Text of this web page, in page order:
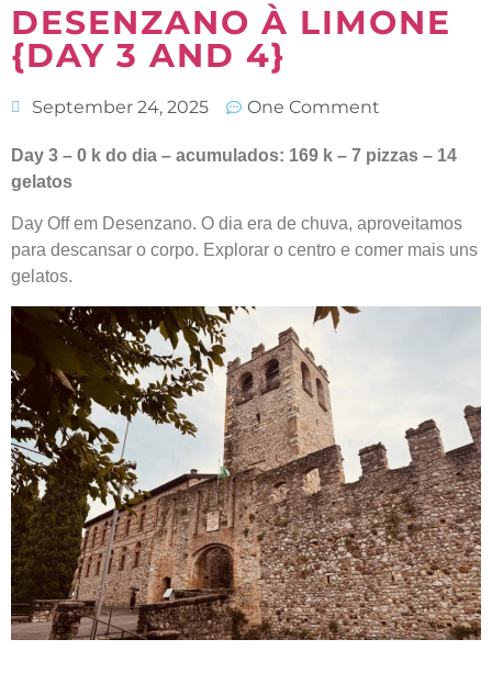
DESENZANO À LIMONE
{DAY 3 AND 4}
September 24, 2025 One Comment
Day 3 – 0 k do dia – acumulados: 169 k – 7 pizzas – 14
gelatos
Day Off em Desenzano. O dia era de chuva, aproveitamos
para descansar o corpo. Explorar o centro e comer mais uns
gelatos.